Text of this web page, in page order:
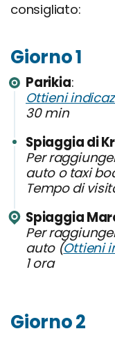
consigliato:
Giorno 1
Parikia
Ottieni
30 min
Spiaggia di
Per
auto o taxi
Tempo di
Spiaggia
Per
auto (Ottieni
1 ora
Giorno 2